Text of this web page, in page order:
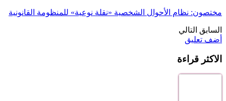
مختصون: نظام الأحوال الشخصية «نقلة نوعية» للمنظومة القانونية
السابق التالي
أضف تعليق
الاكثر قراءة